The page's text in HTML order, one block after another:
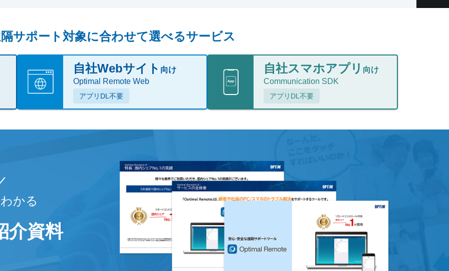
サポート対象に合わせて選べるサービス
自社Webサイト 向け
Optimal Remote Web
アプリDL不要
自社スマホアプリ 向け
Communication SDK
アプリDL不要
かる
介資料